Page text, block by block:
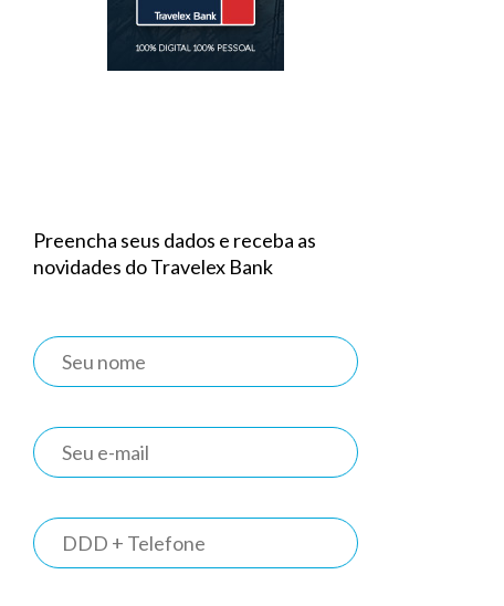
Preencha seus dados e receba as
novidades do Travelex Bank
TRAVELEX
BANK